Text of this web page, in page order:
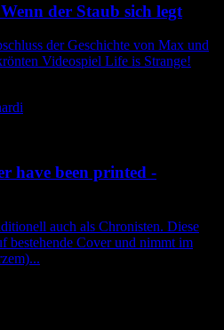
der Staub sich legt
der Geschichte von Max und
Videospiel Life is Strange!
have been printed -
auch als Chronisten. Diese
bestehende Cover und nimmt im